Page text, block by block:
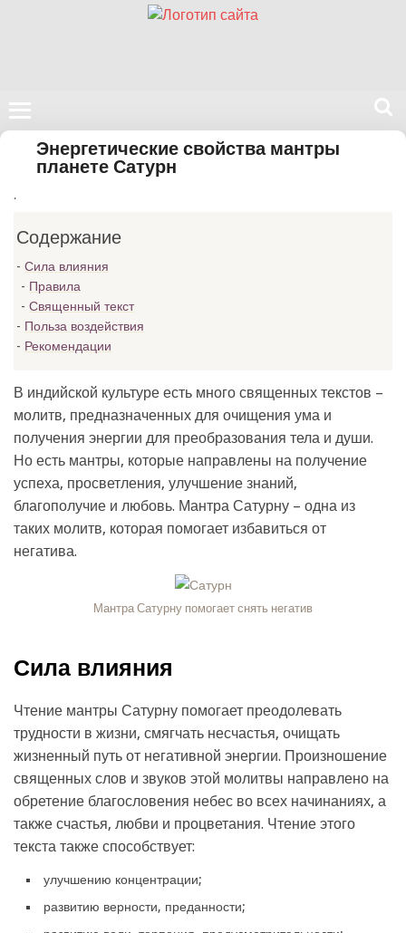
Поиск
сайте
Энергетические свойства мантры
планете Сатурн
.
Содержание
Сила влияния
Правила
Священный текст
Польза воздействия
Рекомендации
В индийской культуре есть много священных текстов –
молитв, предназначенных для очищения ума и
получения энергии для преобразования тела и души.
Но есть мантры, которые направлены на получение
успеха, просветления, улучшение знаний,
благополучие и любовь. Мантра Сатурну – одна из
таких молитв, которая помогает избавиться от
негатива.
Мантра Сатурну помогает снять негатив
Сила влияния
Чтение мантры Сатурну помогает преодолевать
трудности в жизни, смягчать несчастья, очищать
жизненный путь от негативной энергии. Произношение
священных слов и звуков этой молитвы направлено на
обретение благословения небес во всех начинаниях, а
также счастья, любви и процветания. Чтение этого
текста также способствует:
улучшению концентрации;
развитию верности, преданности;